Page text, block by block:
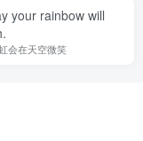
your rainbow will
会在天空微笑